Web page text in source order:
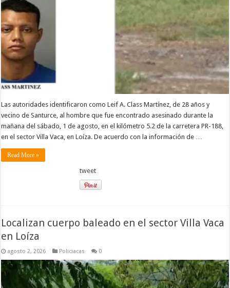
Las autoridades identificaron como Leif A. Class Martínez, de 28 años y
vecino de Santurce, al hombre que fue encontrado asesinado durante la
mañana del sábado, 1 de agosto, en el kilómetro 5.2 de la carretera PR-188,
en el sector Villa Vaca, en Loíza. De acuerdo con la información de …
Read More »
tweet
Localizan cuerpo baleado en el sector Villa Vaca
en Loíza
agosto 2, 2026 Policiacas 0